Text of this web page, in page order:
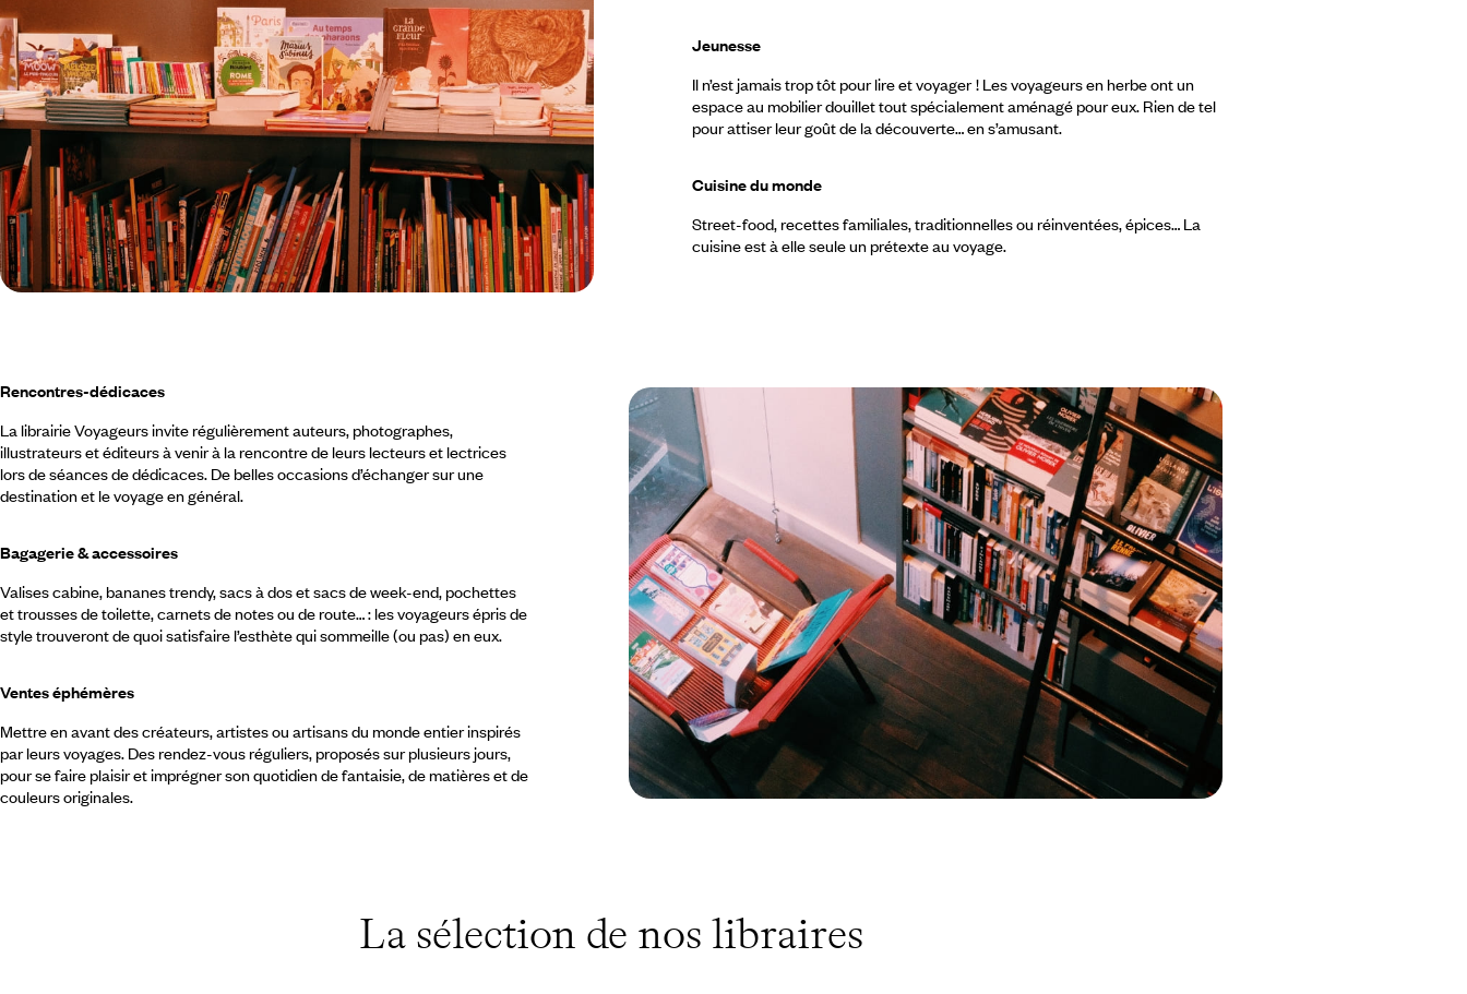
Jeunesse
Il n’est jamais trop tôt pour lire et voyager ! Les voyageurs en herbe ont un
espace au mobilier douillet tout spécialement aménagé pour eux. Rien de tel
pour attiser leur goût de la découverte… en s’amusant.
Cuisine du monde
Street-food, recettes familiales, traditionnelles ou réinventées, épices… La
cuisine est à elle seule un prétexte au voyage.
Rencontres-dédicaces
La librairie Voyageurs invite régulièrement auteurs, photographes,
illustrateurs et éditeurs à venir à la rencontre de leurs lecteurs et lectrices
lors de séances de dédicaces. De belles occasions d’échanger sur une
destination et le voyage en général.
Bagagerie & accessoires
Valises cabine, bananes trendy, sacs à dos et sacs de week-end, pochettes
et trousses de toilette, carnets de notes ou de route… : les voyageurs épris de
style trouveront de quoi satisfaire l’esthète qui sommeille (ou pas) en eux.
Ventes éphémères
Mettre en avant des créateurs, artistes ou artisans du monde entier inspirés
par leurs voyages. Des rendez-vous réguliers, proposés sur plusieurs jours,
pour se faire plaisir et imprégner son quotidien de fantaisie, de matières et de
couleurs originales.
La sélection de nos libraires